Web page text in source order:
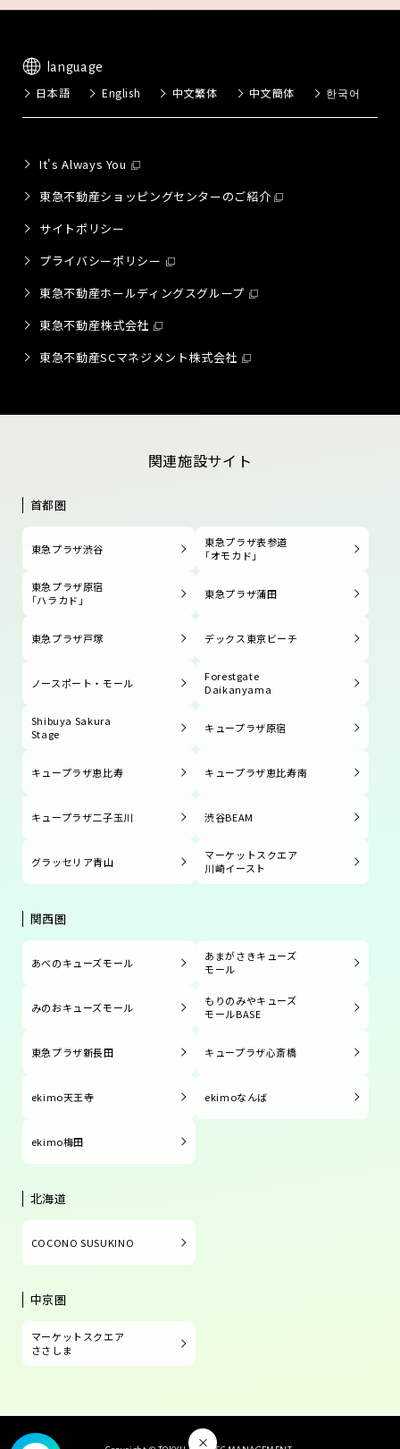
language
日本語 English 中文繁体 中文簡体 한국어
It's Always You
東急不動産ショッピングセンターのご紹介
サイトポリシー
プライバシーポリシー
東急不動産ホールディングスグループ
東急不動産株式会社
東急不動産SCマネジメント株式会社
関連施設サイト
首都圏
東急プラザ渋谷
東急プラザ表参道
「オモカド」
東急プラザ原宿
「ハラカド」
東急プラザ蒲田
東急プラザ戸塚 デックス東京ビーチ
ノースポート・モール
Forestgate
Daikanyama
Shibuya Sakura
Stage
キュープラザ原宿
キュープラザ恵比寿 キュープラザ恵比寿南
キュープラザ二子玉川 渋谷BEAM
グラッセリア青山
マーケットスクエア
川崎イースト
関西圏
あべのキューズモール
あまがさきキューズ
モール
みのおキューズモール
もりのみやキューズ
モールBASE
東急プラザ新長田 キュープラザ心斎橋
ekimo天王寺 ekimoなんば
ekimo梅田
北海道
COCONO SUSUKINO
中京圏
マーケットスクエア
ささしま